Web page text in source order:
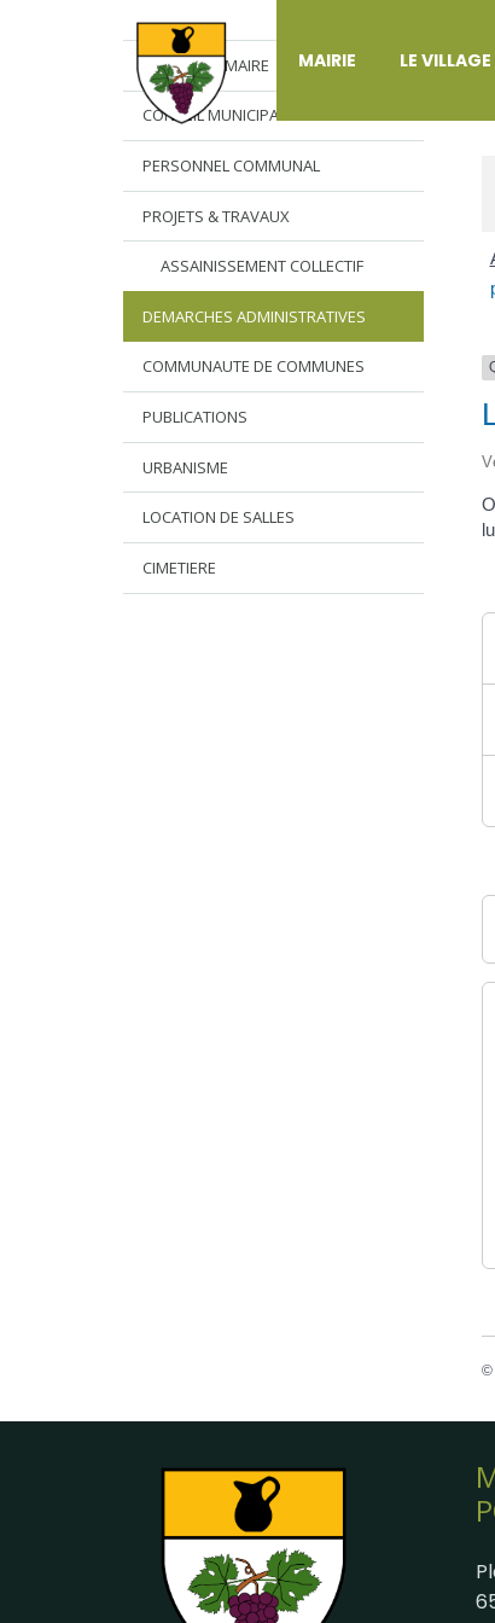
MAIRIE LE VILLAGE
L’EDITO DU MAIRE
CONSEIL MUNICIPAL
PERSONNEL COMMUNAL
PROJETS & TRAVAUX
ASSAINISSEMENT COLLECTIF
DEMARCHES ADMINISTRATIVES
COMMUNAUTE DE COMMUNES
PUBLICATIONS
URBANISME
LOCATION DE SALLES
CIMETIERE
©